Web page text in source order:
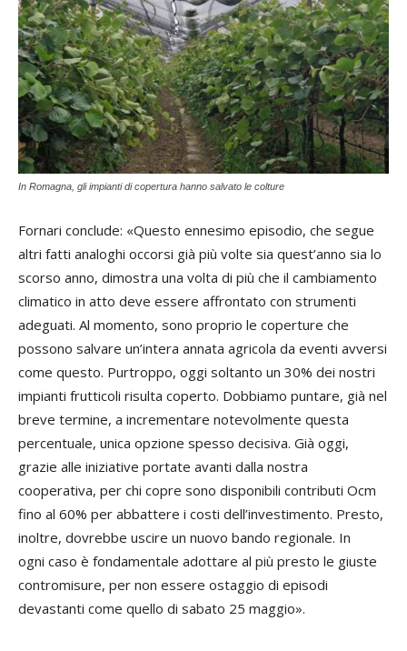
In Romagna, gli impianti di copertura hanno salvato le colture
Fornari conclude: «Questo ennesimo episodio, che segue
altri fatti analoghi occorsi già più volte sia quest’anno sia lo
scorso anno, dimostra una volta di più che il cambiamento
climatico in atto deve essere affrontato con strumenti
adeguati. Al momento, sono proprio le coperture che
possono salvare un’intera annata agricola da eventi avversi
come questo. Purtroppo, oggi soltanto un 30% dei nostri
impianti frutticoli risulta coperto. Dobbiamo puntare, già nel
breve termine, a incrementare notevolmente questa
percentuale, unica opzione spesso decisiva. Già oggi,
grazie alle iniziative portate avanti dalla nostra
cooperativa, per chi copre sono disponibili contributi Ocm
fino al 60% per abbattere i costi dell’investimento. Presto,
inoltre, dovrebbe uscire un nuovo bando regionale. In
ogni caso è fondamentale adottare al più presto le giuste
contromisure, per non essere ostaggio di episodi
devastanti come quello di sabato 25 maggio».